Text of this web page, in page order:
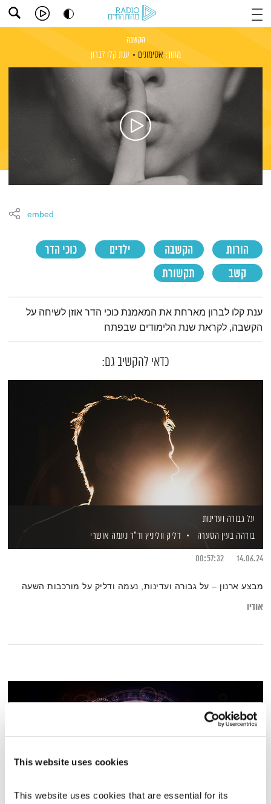
This website uses cookies
This website uses cookies that are essential for its
הקשבה
מתוך: אסימונים ענת קלו לברון
הורות הקשבה ילדים
כוכי הדר
קשב
תקשורת
embed
תמצית הפודקאסט
ענת קלו לברון מארחת את המאמנת כוכי הדר אוזן לשיחה על
הקשבה, לקראת שנת הלימודים שבפתח
כדאי להקשיב גם:
על גבורה ועדינות
בודהה בעין הסערה
דליק ווליניץ וד"ר נעמה אושרי
14.06.24
00:57:32
מבצע ארנון – על גבורה ועדינות, נעמה ודליק על מורכבות השעה
אודיו